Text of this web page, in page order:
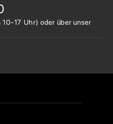
10-17 Uhr) oder überunser